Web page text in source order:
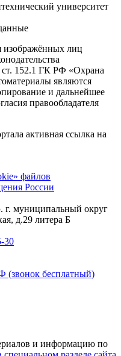
университет
изображённых лиц
152.1 ГК РФ «Охрана
являются
и дальнейшее
правообладателя
активная ссылка на
файлов
России
г. муниципальный округ
д.29 литера Б
30
(звонок бесплатный)
и информацию по